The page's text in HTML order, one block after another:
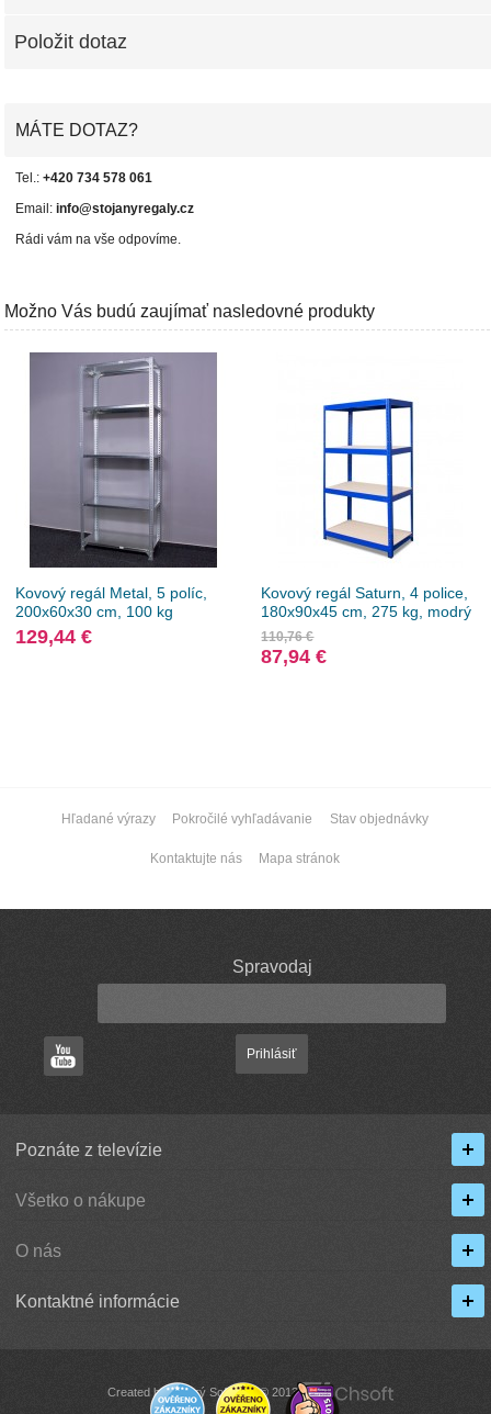
Položit dotaz
MÁTE DOTAZ?
Tel.:+420 734 578 061
Email:info@stojanyregaly.cz
Rádi vám na vše odpovíme.
Možno Vás budú zaujímať nasledovné produkty
Kovový regál Metal, 5 políc,
200x60x30 cm, 100 kg
129,44 €
Kovový regál Saturn, 4 police,
180x90x45 cm, 275 kg, modrý
110,76 €
87,94 €
Hľadané výrazy Pokročilé vyhľadávanie Stav objednávky
Kontaktujte nás Mapa stránok
Spravodaj
Prihlásiť
Poznáte z televízie
Všetko o nákupe
O nás
Kontaktné informácie
Created by Chytrý Software © 2013